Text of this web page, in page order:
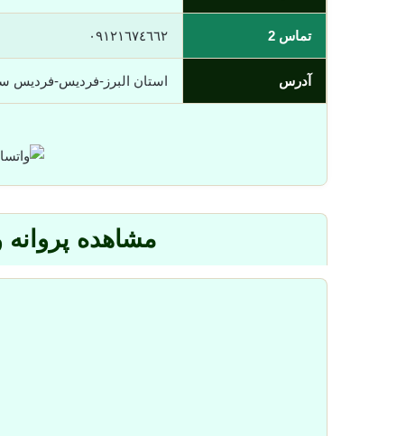
تماس 2 ٠٩١٢١٦٧٤٦٦٢
آدرس استان البرز-فردیس-فردیس سه راه
مشاهده